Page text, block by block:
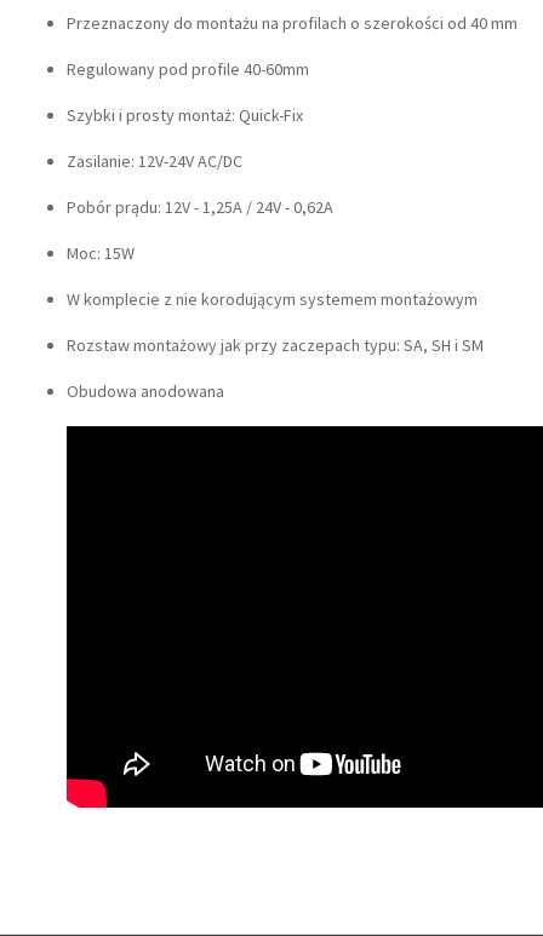
Przeznaczony do montażu na profilach o szerokości od 40 mm
Regulowany pod profile 40-60mm
Szybki i prosty montaż: Quick-Fix
Zasilanie: 12V-24V AC/DC
Pobór prądu: 12V - 1,25A / 24V - 0,62A
Moc: 15W
W komplecie z nie korodującym systemem montażowym
Rozstaw montażowy jak przy zaczepach typu: SA, SH i SM
Obudowa anodowana